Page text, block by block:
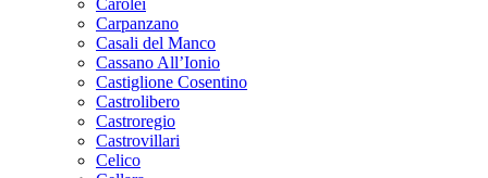
Carolei
Carpanzano
Casali del Manco
Cassano All’Ionio
Castiglione Cosentino
Castrolibero
Castroregio
Castrovillari
Celico